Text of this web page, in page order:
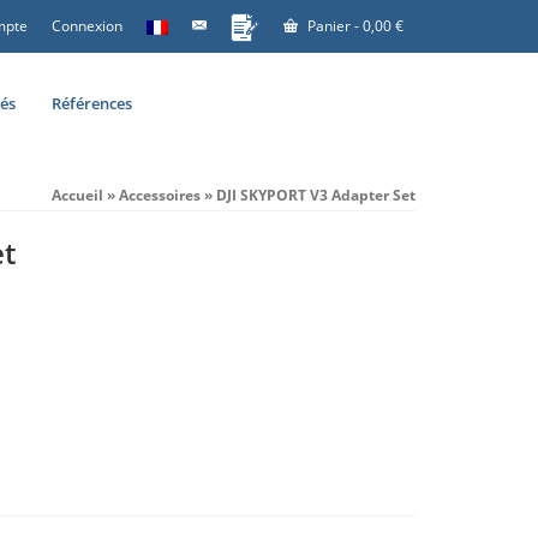
Connexion Panier-0,00€
Références
Accueil »Accessoires» DJI SKYPORT V3 Adapter Set